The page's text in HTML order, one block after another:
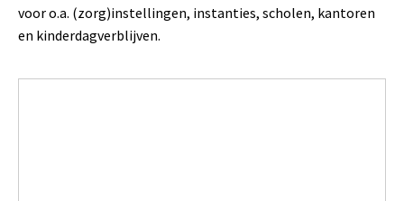
voor o.a. (zorg)instellingen, instanties, scholen, kantoren
en kinderdagverblijven.